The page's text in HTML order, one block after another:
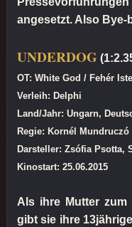
angesetzt. Also Bye-
UNDERDOG
OT: White God / Fehér
Verleih: Delphi
Land/Jahr: Ungarn,
Regie: Kornél Mundruczó
Darsteller: Zsófia Psotta,
Kinostart: 25.06.2015
Als ihre Mutter zum
gibt sie ihre